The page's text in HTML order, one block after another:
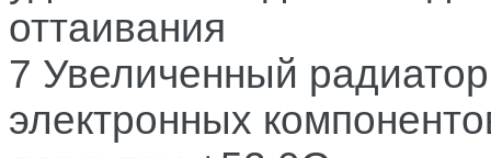
оттаивания
7 Увеличенный
электронных